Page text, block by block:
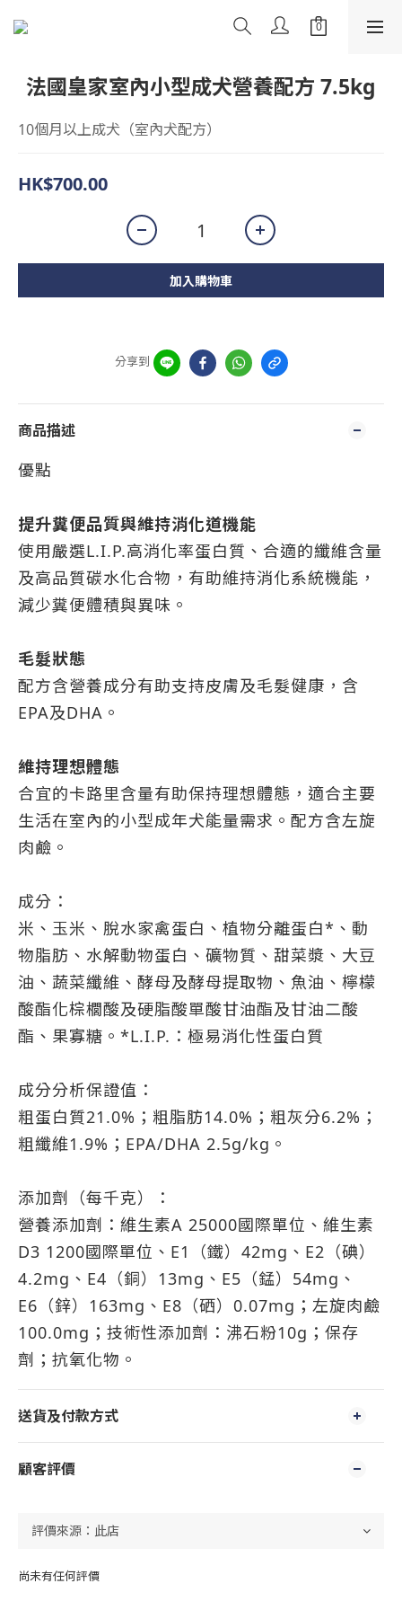
法國皇家室內小型成犬營養配方 7.5kg
10個月以上成犬（室內犬配方）
HK$700.00
加入購物車
分享到
商品描述
優點
提升糞便品質與維持消化道機能
使用嚴選L.I.P.高消化率蛋白質、合適的纖維含量
及高品質碳水化合物，有助維持消化系統機能，
減少糞便體積與異味。
毛髮狀態
配方含營養成分有助支持皮膚及毛髮健康，含
EPA及DHA。
維持理想體態
合宜的卡路里含量有助保持理想體態，適合主要
生活在室內的小型成年犬能量需求。配方含左旋
肉鹼。
成分：
米、玉米、脫水家禽蛋白、植物分離蛋白*、動
物脂肪、水解動物蛋白、礦物質、甜菜漿、大豆
油、蔬菜纖維、酵母及酵母提取物、魚油、檸檬
酸酯化棕櫚酸及硬脂酸單酸甘油酯及甘油二酸
酯、果寡糖。*L.I.P.：極易消化性蛋白質
成分分析保證值：
粗蛋白質21.0%；粗脂肪14.0%；粗灰分6.2%；
粗纖維1.9%；EPA/DHA 2.5g/kg。
添加劑（每千克）：
營養添加劑：維生素A 25000國際單位、維生素
D3 1200國際單位、E1（鐵）42mg、E2（碘）
4.2mg、E4（銅）13mg、E5（錳）54mg、
E6（鋅）163mg、E8（硒）0.07mg；左旋肉鹼
100.0mg；技術性添加劑：沸石粉10g；保存
劑；抗氧化物。
送貨及付款方式
顧客評價
尚未有任何評價